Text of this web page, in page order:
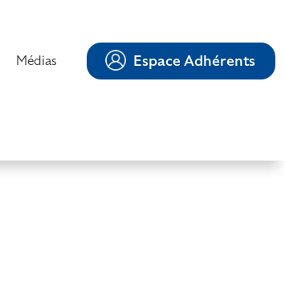
Médias Espace Adhérents